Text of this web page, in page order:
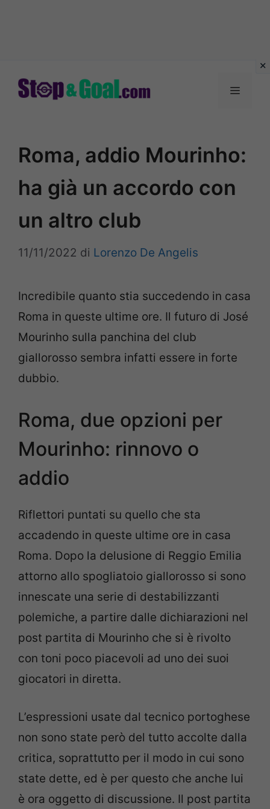
Menu
Roma, addio Mourinho:
ha già un accordo con
un altro club
11/11/2022 di Lorenzo De Angelis
Incredibile quanto stia succedendo in casa
Roma in queste ultime ore. Il futuro di José
Mourinho sulla panchina del club
giallorosso sembra infatti essere in forte
dubbio.
Roma, due opzioni per
Mourinho: rinnovo o
addio
Riflettori puntati su quello che sta
accadendo in queste ultime ore in casa
Roma. Dopo la delusione di Reggio Emilia
attorno allo spogliatoio giallorosso si sono
innescate una serie di destabilizzanti
polemiche, a partire dalle dichiarazioni nel
post partita di Mourinho che si è rivolto
con toni poco piacevoli ad uno dei suoi
giocatori in diretta.
L’espressioni usate dal tecnico portoghese
non sono state però del tutto accolte dalla
critica, soprattutto per il modo in cui sono
state dette, ed è per questo che anche lui
è ora oggetto di discussione. Il post partita